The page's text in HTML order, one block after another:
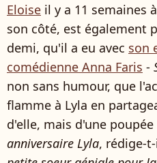
Eloise il y a 11 semaines
son côté, est également
demi, qu'il a eu avec son
comédienne Anna Faris -
non sans humour, que
flamme à Lyla en
d'elle, mais d'une
anniversaire Lyla, rédige-